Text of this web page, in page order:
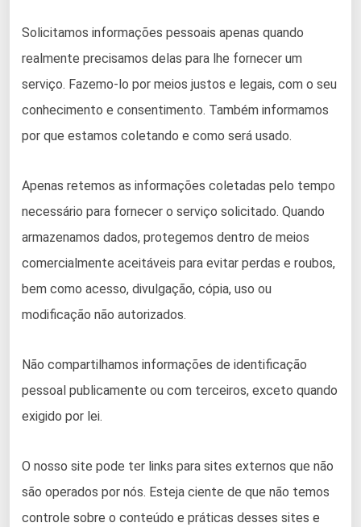
Solicitamos informações pessoais apenas quando
realmente precisamos delas para lhe fornecer um
serviço. Fazemo-lo por meios justos e legais, com o seu
conhecimento e consentimento. Também informamos
por que estamos coletando e como será usado.
Apenas retemos as informações coletadas pelo tempo
necessário para fornecer o serviço solicitado. Quando
armazenamos dados, protegemos dentro de meios
comercialmente aceitáveis ​​para evitar perdas e roubos,
bem como acesso, divulgação, cópia, uso ou
modificação não autorizados.
Não compartilhamos informações de identificação
pessoal publicamente ou com terceiros, exceto quando
exigido por lei.
O nosso site pode ter links para sites externos que não
são operados por nós. Esteja ciente de que não temos
controle sobre o conteúdo e práticas desses sites e